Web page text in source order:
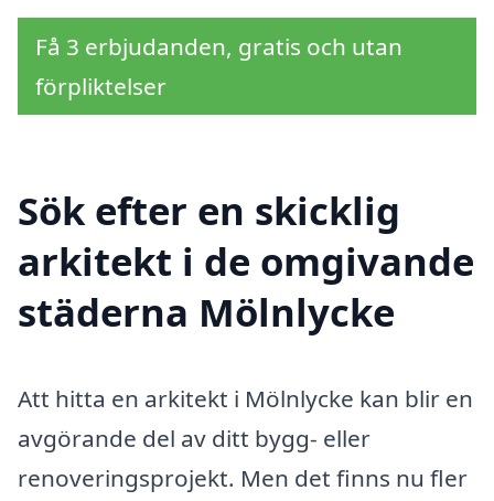
Få 3 erbjudanden, gratis och utan
förpliktelser
Sök efter en skicklig
arkitekt i de omgivande
städerna Mölnlycke
Att hitta en arkitekt i Mölnlycke kan blir en
avgörande del av ditt bygg- eller
renoveringsprojekt. Men det finns nu fler